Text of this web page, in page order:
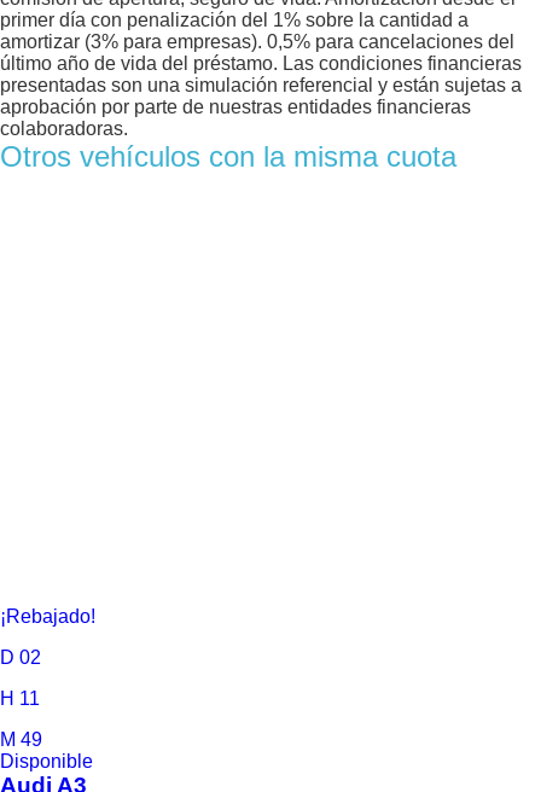
primer día con penalización del 1% sobre la cantidad a
amortizar (3% para empresas). 0,5% para cancelaciones del
último año de vida del préstamo. Las condiciones financieras
presentadas son una simulación referencial y están sujetas a
aprobación por parte de nuestras entidades financieras
colaboradoras.
Otros vehículos con la misma cuota
¡Rebajado!
D 02
H 11
M 49
Disponible
Audi A3